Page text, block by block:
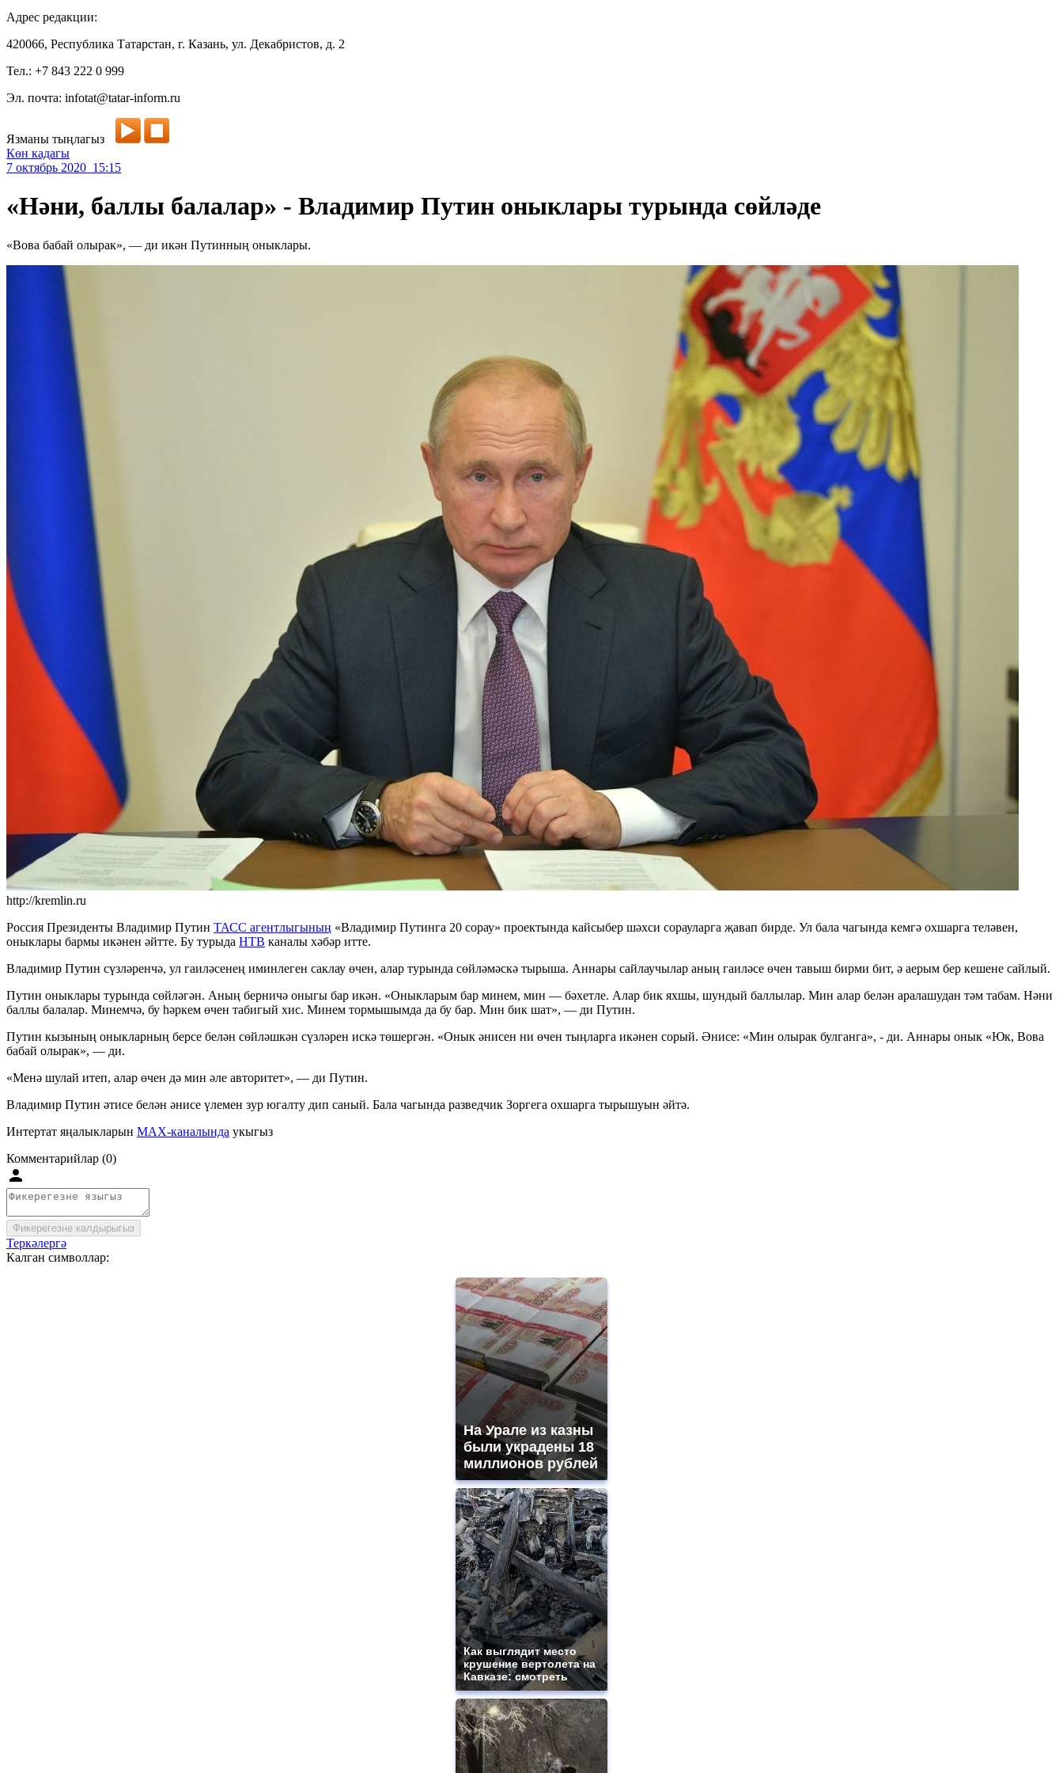
Адрес редакции:
420066, Республика Татарстан, г. Казань, ул. Декабристов, д. 2
Тел.: +7 843 222 0 999
Эл. почта: infotat@tatar-inform.ru
Язманы тыңлагыз
Көн кадагы
7 октябрь 2020 15:15
«Нәни, баллы балалар» - Владимир Путин оныклары турында сөйләде
«Вова бабай олырак», — ди икән Путинның оныклары.
http://kremlin.ru
Россия Президенты Владимир Путин ТАСС агентлыгының «Владимир Путинга 20 сорау» проектында кайсыбер шәхси сорауларга җавап бирде. Ул бала чагында кемгә охшарга теләвен,
оныклары бармы икәнен әйтте. Бу турыда НТВ каналы хәбәр итте.
Владимир Путин сүзләренчә, ул гаиләсенең иминлеген саклау өчен, алар турында сөйләмәскә тырыша. Аннары сайлаучылар аның гаиләсе өчен тавыш бирми бит, ә аерым бер кешене сайлый.
Путин оныклары турында сөйләгән. Аның берничә оныгы бар икән. «Оныкларым бар минем, мин — бәхетле. Алар бик яхшы, шундый баллылар. Мин алар белән аралашудан тәм табам. Нәни
баллы балалар. Минемчә, бу һәркем өчен табигый хис. Минем тормышымда да бу бар. Мин бик шат», — ди Путин.
Путин кызының оныкларның берсе белән сөйләшкән сүзләрен искә төшергән. «Онык әнисен ни өчен тыңларга икәнен сорый. Әнисе: «Мин олырак булганга», - ди. Аннары онык «Юк, Вова
бабай олырак», — ди.
«Менә шулай итеп, алар өчен дә мин әле авторитет», — ди Путин.
Владимир Путин әтисе белән әнисе үлемен зур югалту дип саный. Бала чагында разведчик Зоргега охшарга тырышуын әйтә.
Интертат яңалыкларын MAX-каналында укыгыз
Комментарийлар (0)
Фикерегезне калдырыгыз
Теркәлергә
Калган символлар:
На Урале из казны
были украдены 18
миллионов рублей
Как выглядит место
крушение вертолета на
Кавказе: смотреть